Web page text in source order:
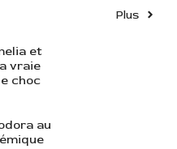
Plus
et
vraie
choc
au